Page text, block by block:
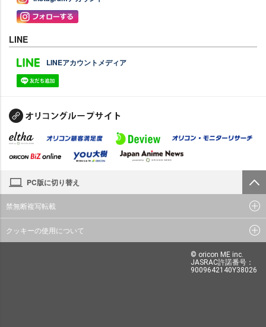
LINE
LINEアカウントメディア
PC版に切り替え
禁無断複写転載
クッキーの使用について
© oricon ME inc.
JASRAC許諾番号：
9009642140Y38026